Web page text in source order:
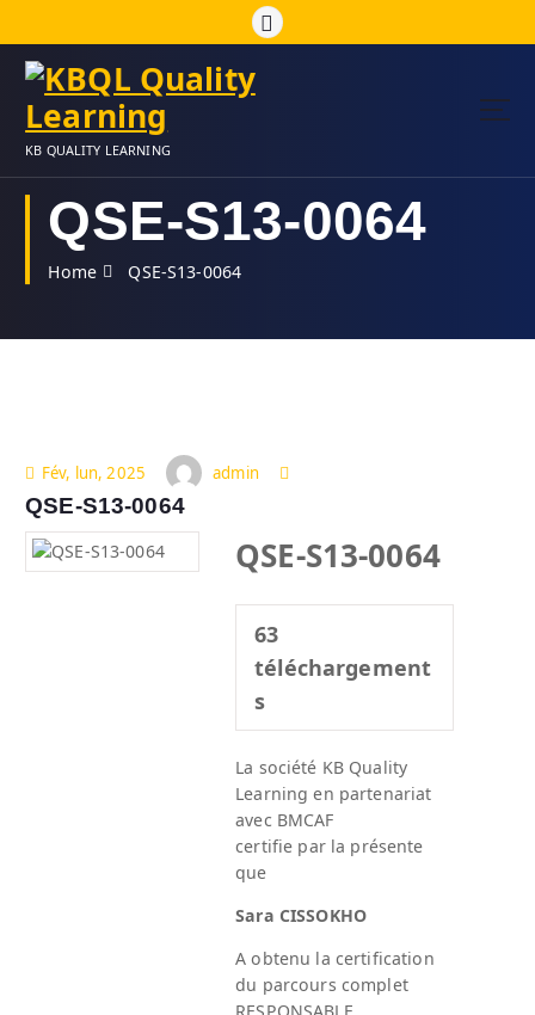
KB QUALITY LEARNING
QSE-S13-0064
Home QSE-S13-0064
Fév, lun, 2025 admin
QSE-S13-0064
QSE-S13-0064
63
téléchargement
s
La société KB Quality
Learning en partenariat
avec BMCAF
certifie par la présente
que
Sara CISSOKHO
A obtenu la certification
du parcours complet